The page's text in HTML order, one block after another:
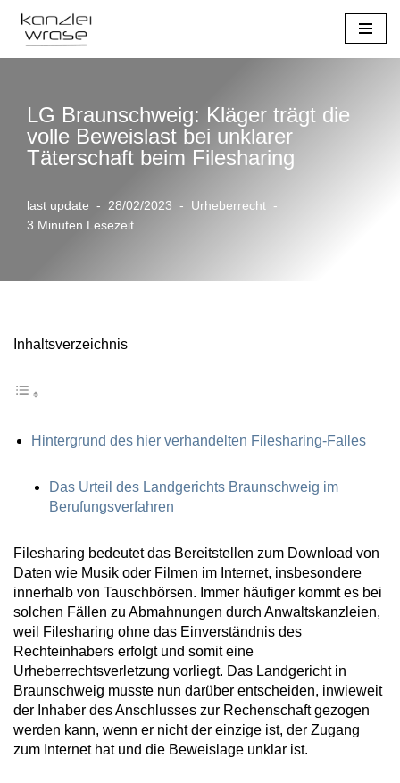
Zum
LG Braunschweig: Kläger trägt die
volle Beweislast bei unklarer
Täterschaft beim Filesharing
last update 28/02/2023
Urheberrecht
3 Minuten Lesezeit
Inhaltsverzeichnis
Hintergrund des hier verhandelten Filesharing-Falles
Das Urteil des Landgerichts Braunschweig im
Berufungsverfahren
Filesharing bedeutet das Bereitstellen zum Download von
Daten wie Musik oder Filmen im Internet, insbesondere
innerhalb von Tauschbörsen. Immer häufiger kommt es bei
solchen Fällen zu Abmahnungen durch Anwaltskanzleien,
weil Filesharing ohne das Einverständnis des
Rechteinhabers erfolgt und somit eine
Urheberrechtsverletzung vorliegt. Das Landgericht in
Braunschweig musste nun darüber entscheiden, inwieweit
der Inhaber des Anschlusses zur Rechenschaft gezogen
werden kann, wenn er nicht der einzige ist, der Zugang
zum Internet hat und die Beweislage unklar ist.